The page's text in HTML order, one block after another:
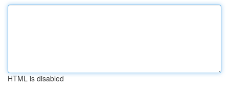
HTML is disabled